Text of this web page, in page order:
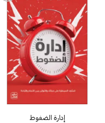
إضافة
إلى
الرغبات
إدارة الضغوط